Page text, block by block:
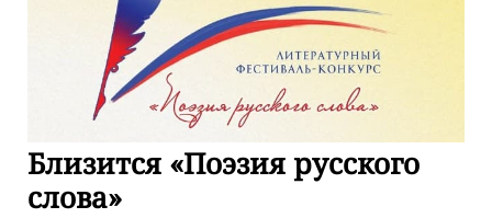
Близится «Поэзия русского
слова»